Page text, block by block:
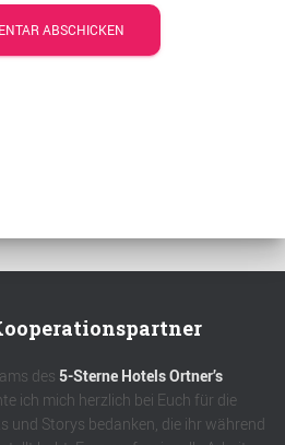
des 5-Sterne Hotels Ortner’s
ich mich herzlich bei Euch für die
und Storys bedanken, die ihr während